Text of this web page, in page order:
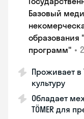
Базовый
образования
программ" •
Проживает в
культуру
Обладает
TÖMER для